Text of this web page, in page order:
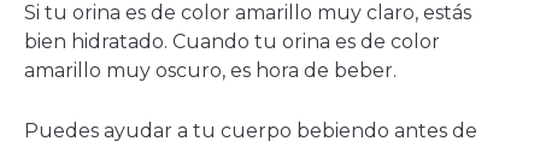
Si tu orina es de color amarillo muy claro, estás
bien hidratado. Cuando tu orina es de color
amarillo muy oscuro, es hora de beber.
Puedes ayudar a tu cuerpo bebiendo antes de